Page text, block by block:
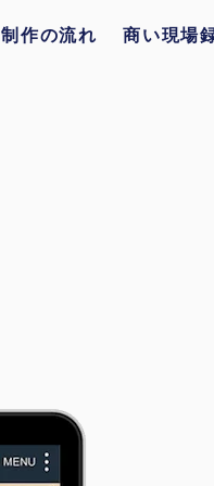
制作の流れ 商い現場